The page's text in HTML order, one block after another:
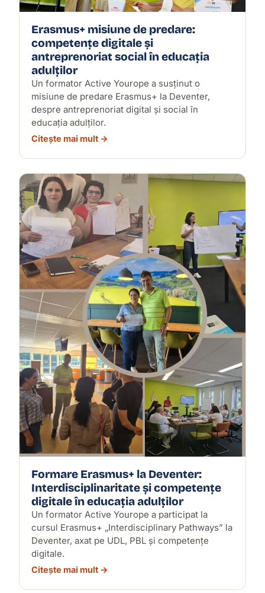
Erasmus+ misiune de predare:
competențe digitale și
antreprenoriat social în educația
adulților
Un formator Active Yourope a susținut o
misiune de predare Erasmus+ la Deventer,
despre antreprenoriat digital și social în
educația adulților.
Citește mai mult →
Formare Erasmus+ la Deventer:
Interdisciplinaritate și competențe
digitale în educația adulților
Un formator Active Yourope a participat la
cursul Erasmus+ „Interdisciplinary Pathways” la
Deventer, axat pe UDL, PBL și competențe
digitale.
Citește mai mult →